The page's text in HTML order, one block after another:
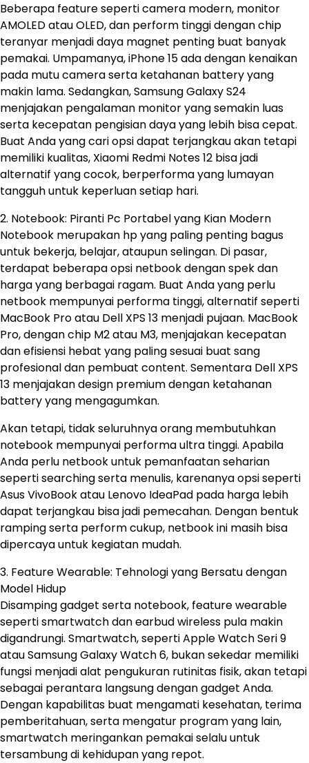
Beberapa feature seperti camera modern, monitor
AMOLED atau OLED, dan perform tinggi dengan chip
teranyar menjadi daya magnet penting buat banyak
pemakai. Umpamanya, iPhone 15 ada dengan kenaikan
pada mutu camera serta ketahanan battery yang
makin lama. Sedangkan, Samsung Galaxy S24
menjajakan pengalaman monitor yang semakin luas
serta kecepatan pengisian daya yang lebih bisa cepat.
Buat Anda yang cari opsi dapat terjangkau akan tetapi
memiliki kualitas, Xiaomi Redmi Notes 12 bisa jadi
alternatif yang cocok, berperforma yang lumayan
tangguh untuk keperluan setiap hari.
2. Notebook: Piranti Pc Portabel yang Kian Modern
Notebook merupakan hp yang paling penting bagus
untuk bekerja, belajar, ataupun selingan. Di pasar,
terdapat beberapa opsi netbook dengan spek dan
harga yang berbagai ragam. Buat Anda yang perlu
netbook mempunyai performa tinggi, alternatif seperti
MacBook Pro atau Dell XPS 13 menjadi pujaan. MacBook
Pro, dengan chip M2 atau M3, menjajakan kecepatan
dan efisiensi hebat yang paling sesuai buat sang
profesional dan pembuat content. Sementara Dell XPS
13 menjajakan design premium dengan ketahanan
battery yang mengagumkan.
Akan tetapi, tidak seluruhnya orang membutuhkan
notebook mempunyai performa ultra tinggi. Apabila
Anda perlu netbook untuk pemanfaatan seharian
seperti searching serta menulis, karenanya opsi seperti
Asus VivoBook atau Lenovo IdeaPad pada harga lebih
dapat terjangkau bisa jadi pemecahan. Dengan bentuk
ramping serta perform cukup, netbook ini masih bisa
dipercaya untuk kegiatan mudah.
3. Feature Wearable: Tehnologi yang Bersatu dengan
Model Hidup
Disamping gadget serta notebook, feature wearable
seperti smartwatch dan earbud wireless pula makin
digandrungi. Smartwatch, seperti Apple Watch Seri 9
atau Samsung Galaxy Watch 6, bukan sekedar memiliki
fungsi menjadi alat pengukuran rutinitas fisik, akan tetapi
sebagai perantara langsung dengan gadget Anda.
Dengan kapabilitas buat mengamati kesehatan, terima
pemberitahuan, serta mengatur program yang lain,
smartwatch meringankan pemakai selalu untuk
tersambung di kehidupan yang repot.